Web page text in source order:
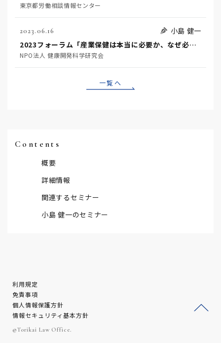
東京都労働相談情報センター
2023.06.16
小島 健一
2023フォーラム「産業保健は本当に必要か、なぜ必要か」に 小島健一が 登壇致します。
NPO法人 健康開発科学研究会
一覧へ
Contents
概要
詳細情報
関連するセミナー
小島 健一のセミナー
利用規定
免責事項
個人情報保護方針
情報セキュリティ基本方針
©Torikai Law Office.